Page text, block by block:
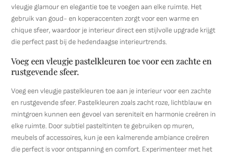
vleugje glamour en elegantie toe te voegen aan elke ruimte. Het
gebruik van goud- en koperaccenten zorgt voor een warme en
chique sfeer, waardoor je interieur direct een stijlvolle upgrade krijgt
die perfect past bij de hedendaagse interieurtrends.
Voeg een vleugje pastelkleuren toe voor een zachte en
rustgevende sfeer.
Voeg een vleugje pastelkleuren toe aan je interieur voor een zachte
en rustgevende sfeer. Pastelkleuren zoals zacht roze, lichtblauw en
mintgroen kunnen een gevoel van sereniteit en harmonie creëren in
elke ruimte. Door subtiel pasteltinten te gebruiken op muren,
meubels of accessoires, kun je een kalmerende ambiance creëren
die perfect is voor ontspanning en comfort. Experimenteer met het